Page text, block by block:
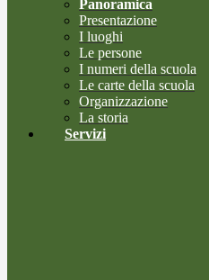
Panoramica
Presentazione
I luoghi
Le persone
I numeri della scuola
Le carte della scuola
Organizzazione
La storia
Servizi